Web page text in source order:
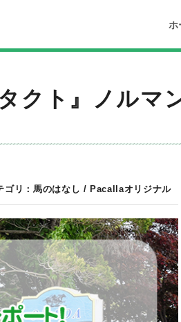
ホ
クト』ノルマ
ゴリ： 馬のはなし / Pacallaオリジナル